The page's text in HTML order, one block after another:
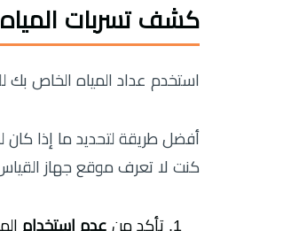
كشف تسربات المياه
استخدم عداد المياه الخاص
أفضل طريقة لتحديد ما إذا
كنت لا تعرف موقع جهاز
تأكد من عدم استخدام